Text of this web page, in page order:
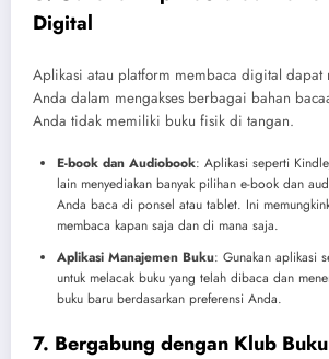
Digital
Aplikasi atau platform membaca digital dapat
Anda dalam mengakses berbagai bahan
Anda tidak memiliki buku fisik di tangan.
E-book dan Audiobook: Aplikasi seperti
lain menyediakan banyak pilihan e-book dan
Anda baca di ponsel atau tablet. Ini
membaca kapan saja dan di mana saja.
Aplikasi Manajemen Buku: Gunakan aplikasi
untuk melacak buku yang telah dibaca dan
buku baru berdasarkan preferensi Anda.
7. Bergabung dengan Klub Buku